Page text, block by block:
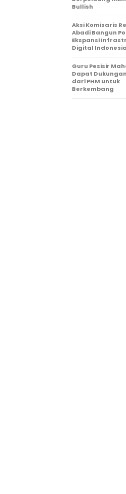
Bullish
Aksi Komisaris
Abadi Bangun
Ekspansi
Digital Indonesia
Guru Pesisir
Dapat
dari PHM untuk
Berkembang